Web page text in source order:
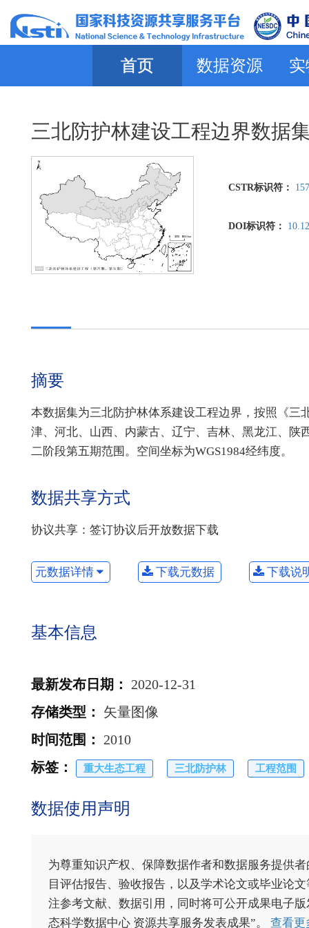
首页 数据资源
三北防护林建设工程边界数据
CSTR标识符：
DOI标识符：
摘要
本数据集为三北防护林体系建设工程边界，按照《
津、河北、山西、内蒙古、辽宁、吉林、黑龙江、
二阶段第五期范围。空间坐标为WGS1984经纬度。
数据共享方式
协议共享：签订协议后开放数据下载
元数据详情 下载元数据 下载说
基本信息
最新发布日期 ：
2020-12-31
存储类型 ：
矢量图像
时间范围 ：
2010
标签 ： 重大生态工程 三北防护林 工程范围
数据使用声明
为尊重知识产权、保障数据作者和数据服务提供
目评估报告、验收报告，以及学术论文或毕业论
注参考文献、数据引用，同时将可公开成果电子
态科学数据中心 资源共享服务发表成果”。 查看